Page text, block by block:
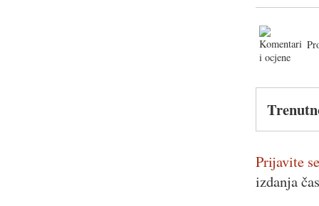
Prijavite
izdanja